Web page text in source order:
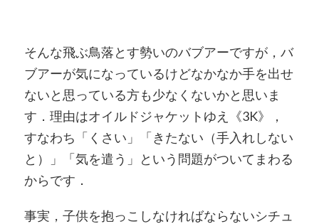
そんな飛ぶ鳥落とす勢いのバブアーですが，バ
ブアーが気になっているけどなかなか手を出せ
ないと思っている方も少なくないかと思いま
す．理由はオイルドジャケットゆえ《3K》，
すなわち「くさい」「きたない（手入れしない
と）」「気を遣う」という問題がついてまわる
からです．
事実，子供を抱っこしなければならないシチュ